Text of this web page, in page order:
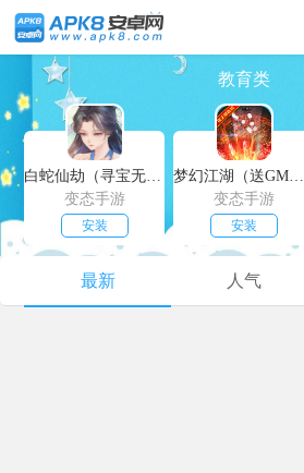
教育类
白蛇仙劫（寻宝无限真充）
变态手游
安装
梦幻江湖（送GM特权）
变态手游
安装
最新 人气